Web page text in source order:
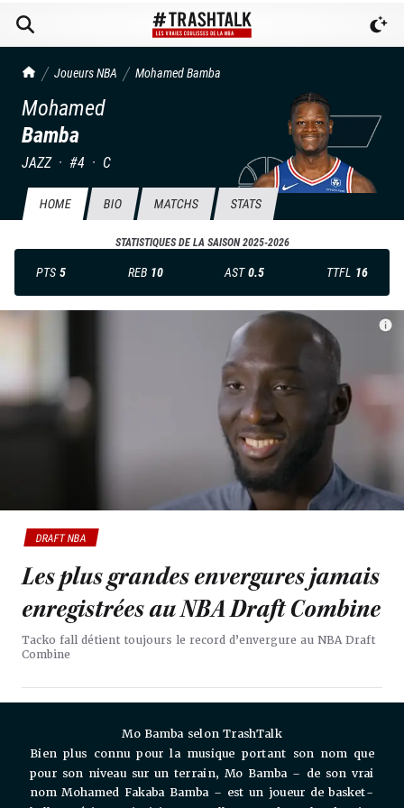
TrashTalk Actu NBA
Joueurs NBA MohamedBamba
Mohamed
Bamba
JAZZ · #4 · C
HOME BIO MATCHS STATS
STATISTIQUES DE LA SAISON2025-2026
PTS 5 REB 10 AST 0.5 TTFL 16
DRAFT NBA
Les plus grandes envergures jamais
enregistrées au NBA Draft Combine
Tacko fall détient toujours le record d’envergure au NBA Draft
Combine
Mo Bamba selon TrashTalk
Bien plus connu pour la musique portant son nom que
pour son niveau sur un terrain, Mo Bamba – de son vrai
nom Mohamed Fakaba Bamba – est un joueur de basket-